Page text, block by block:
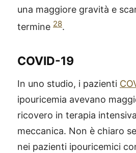
una maggiore gravità e
termine 28.
COVID-19
In uno studio, i pazienti
ipouricemia avevano
ricovero in terapia
meccanica. Non è chiaro
nei pazienti ipouricemici